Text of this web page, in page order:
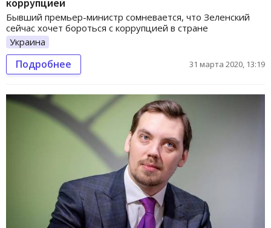
Бывший премьер-министр сомневается, что Зеленский
сейчас хочет бороться с коррупцией в стране
Украина
Подробнее 31 марта 2020, 13:19